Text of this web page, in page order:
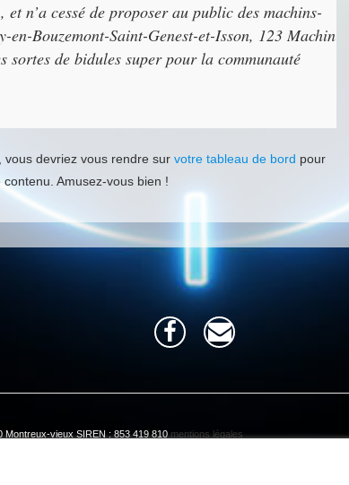
n’a cessé de proposer au public des machins-
Bouzemont-Saint-Genest-et-Isson, 123 Machin
sortes de bidules super pour la communauté
vous devriez vous rendre sur votre tableau de bord pour
Amusez-vous bien !
Montreux-vieux SIREN : 853 419 810mentions légales